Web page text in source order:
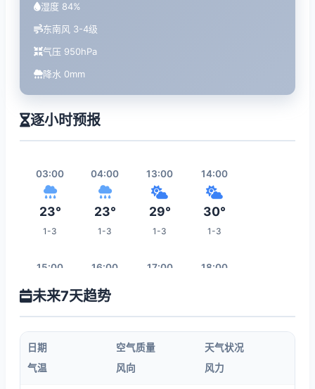
湿度 84%
东南风 3-4级
气压 950hPa
降水 0mm
逐小时预报
03:00
23°
1-3
04:00
23°
1-3
13:00
29°
1-3
14:00
30°
1-3
15:00
30°
16:00
30°
17:00 18:00
19:00 20:00 22:00
未来7天趋势
日期 空气质量
天气状况
气温
风向 风力